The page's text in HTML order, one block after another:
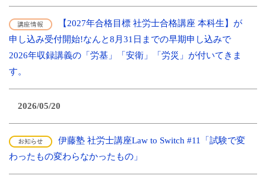
【2027年合格目標 社労士合格講座 本科生】が
申し込み受付開始!なんと8月31日までの早期申し込みで
2026年収録講義の「労基」「安衛」「労災」が付いてきま
す。
2026/05/20
伊藤塾 社労士講座Law to Switch #11「試験で変
わったもの変わらなかったもの」